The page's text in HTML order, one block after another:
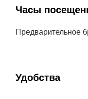
Часы
Предварительное
Удобства